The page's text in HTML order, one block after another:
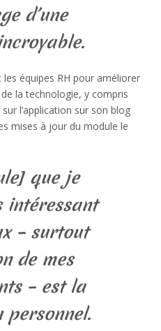
d’une
les équipes RH pour améliorer
la technologie, y compris
l’application sur son blog
mises à jour du module le
que je
intéressant
– surtout
de mes
– est la
personnel.